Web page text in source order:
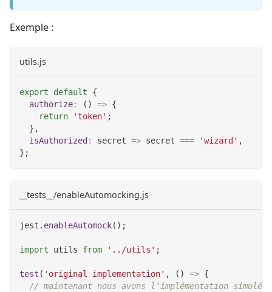
Exemple :
utils.js
export default
{
authorize: ( ) => {
return
'token' ;
} ,
isAuthorized : secret => secret === 'wizard' ,
} ;
__tests__/enableAutomocking.js
jest . enableAutomock( ) ;
import utils from '../utils' ;
test ( 'original implementation' , ( ) => {
// maintenant nous avons l'implémentation simulée,